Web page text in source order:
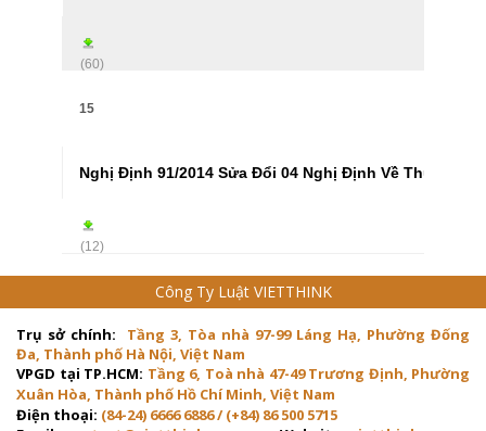
(60)
15
Nghị Định 91/2014 Sửa Đổi 04 Nghị Định Về Thuế
(12)
Công Ty Luật VIETTHINK
Trụ sở chính:
Tầng 3, Tòa nhà 97-99 Láng Hạ, Phường Đống
Đa, Thành phố Hà Nội, Việt Nam
VPGD tại TP.HCM: Tầng 6, Toà nhà 47-49 Trương Định, Phường
Xuân Hòa, Thành phố Hồ Chí Minh, Việt Nam
Điện thoại: (84-24) 6666 6886 / (+84) 86 500 5715